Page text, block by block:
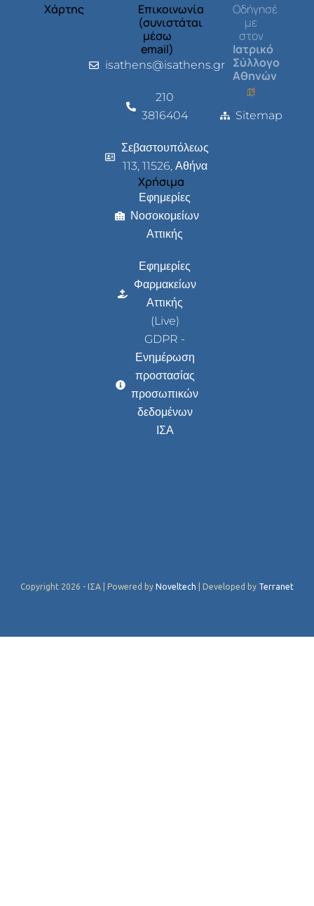
Χάρτης
Επικοινωνία
(συνιστάται
μέσω
email)
isathens@isathens.gr
210
3816404
Σεβαστουπόλεως
113, 11526, Αθήνα
Χρήσιμα
Εφημερίες
Νοσοκομείων
Αττικής
Εφημερίες
Φαρμακείων
Αττικής
(Live)
GDPR -
Ενημέρωση
προστασίας
προσωπικών
δεδομένων
ΙΣΑ
Οδήγησέ
με
στον
Ιατρικό
Σύλλογο
Αθηνών
Sitemap
Copyright 2026 - ΙΣΑ | Powered by Noveltech | Developed by Terranet